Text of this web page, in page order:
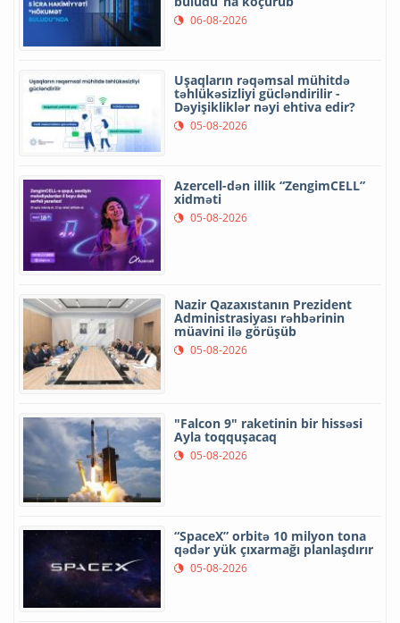
06-08-2026
Uşaqların rəqəmsal mühitdə
təhlükəsizliyi gücləndirilir -
Dəyişikliklər nəyi ehtiva edir?
05-08-2026
Azercell-dən illik “ZengimCELL”
xidməti
05-08-2026
Nazir Qazaxıstanın Prezident
Administrasiyası rəhbərinin
müavini ilə görüşüb
05-08-2026
"Falcon 9" raketinin bir hissəsi
Ayla toqquşacaq
05-08-2026
“SpaceX” orbitə 10 milyon tona
qədər yük çıxarmağı planlaşdırır
05-08-2026